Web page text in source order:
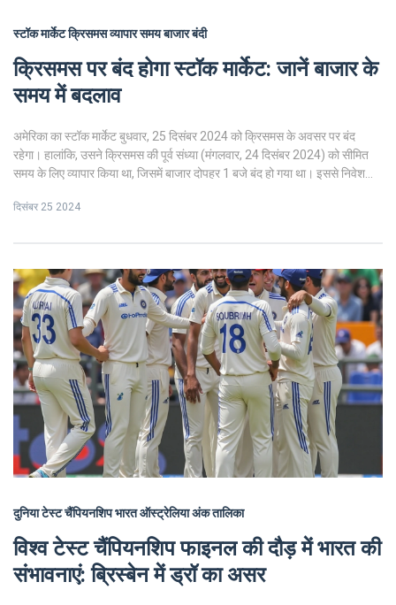
स्टॉक मार्केटक्रिसमसव्यापार समयबाजार बंदी
क्रिसमस पर बंद होगा स्टॉक मार्केट: जानें बाजार के
समय में बदलाव
अमेरिका का स्टॉक मार्केट बुधवार, 25 दिसंबर 2024 को क्रिसमस के अवसर पर बंद
रहेगा। हालांकि, उसने क्रिसमस की पूर्व संध्या (मंगलवार, 24 दिसंबर 2024) को सीमित
समय के लिए व्यापार किया था, जिसमें बाजार दोपहर 1 बजे बंद हो गया था। इससे निवेशकों
व्यापार समय के तहत गुरुवार, 26 दिसंबर 2024 को फिर से खुलेगा।
दिसंबर 25 2024
दुनिया टेस्ट चैंपियनशिपभारतऑस्ट्रेलियाअंक तालिका
विश्व टेस्ट चैंपियनशिप फाइनल की दौड़ में भारत की
संभावनाएं: ब्रिस्बेन में ड्रॉ का असर